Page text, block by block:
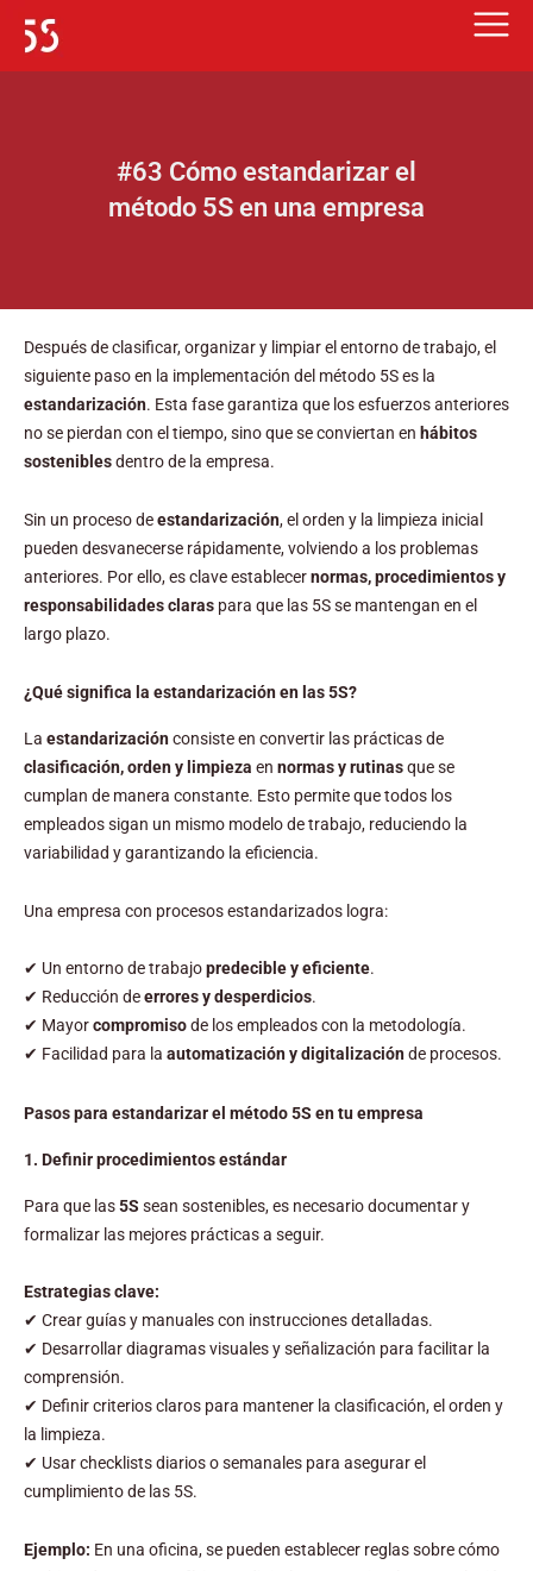
#63 Cómo estandarizar el
método 5S en una empresa
Después de clasificar, organizar y limpiar el entorno de trabajo, el
siguiente paso en la implementación del método 5S es la
estandarización. Esta fase garantiza que los esfuerzos anteriores
no se pierdan con el tiempo, sino que se conviertan en hábitos
sosteniblesdentro de la empresa.
Sin un proceso deestandarización, el orden y la limpieza inicial
pueden desvanecerse rápidamente, volviendo a los problemas
anteriores. Por ello, es clave establecernormas, procedimientos y
responsabilidades claras para que las 5S se mantengan en el
largo plazo.
¿Qué significa la estandarización en las 5S?
La estandarizaciónconsiste en convertir las prácticas de
clasificación, orden y limpieza en normas y rutinasque se
cumplan de manera constante. Esto permite que todos los
empleados sigan un mismo modelo de trabajo, reduciendo la
variabilidad y garantizando la eficiencia.
Una empresa con procesos estandarizados logra:
✔ Un entorno de trabajopredecible y eficiente.
✔ Reducción deerrores y desperdicios.
✔ Mayorcompromisode los empleados con la metodología.
✔ Facilidad para la automatización y digitalizaciónde procesos.
Pasos para estandarizar el método 5S en tu empresa
1. Definir procedimientos estándar
Para que las5S sean sostenibles, es necesario documentar y
formalizar las mejores prácticas a seguir.
Estrategias clave:
✔ Crear guías y manuales con instrucciones detalladas.
✔ Desarrollar diagramas visuales y señalización para facilitar la
comprensión.
✔ Definir criterios claros para mantener la clasificación, el orden y
la limpieza.
✔ Usar checklists diarios o semanales para asegurar el
cumplimiento de las 5S.
Ejemplo: En una oficina, se pueden establecer reglas sobre cómo